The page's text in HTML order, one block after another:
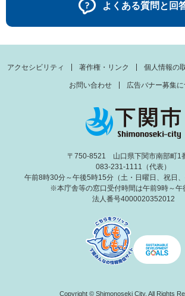
よくある質問と回
アクセシビリティ 著作権・リンク 個人情報の
お問い合わせ 広告バナー募集
〒750-8521 山口県下関市南部町1
083-231-1111（代表）
午前8時30分～午後5時15分（土・日曜日、祝日、
※本庁舎等の窓口受付時間は午前9時～午
法人番号4000020352012
Copyright © Shimonoseki City. All Rights